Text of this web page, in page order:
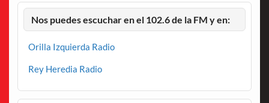
Nos puedes escuchar en el 102.6 de la FM y en:
Orilla Izquierda Radio
Rey Heredia Radio